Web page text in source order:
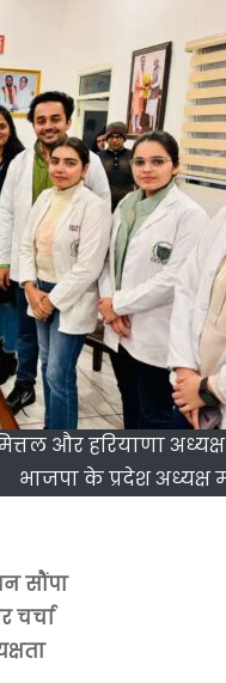
मित्तल और हरियाणा
भाजपा के प्रदेश
सौंपा
चर्चा